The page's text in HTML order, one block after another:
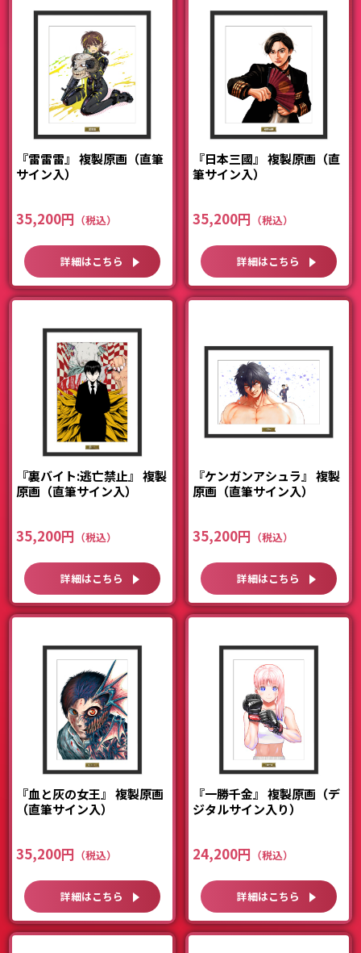
『雷雷雷』 複製原画（直筆
サイン入）
35,200円
詳細はこちら
『日本三國』 複製原画（直
筆サイン入）
35,200円
詳細はこちら
『裏バイト:逃亡禁止』 複製
原画（直筆サイン入）
35,200円
詳細はこちら
『ケンガンアシュラ』 複製
原画（直筆サイン入）
35,200円
詳細はこちら
『血と灰の女王』 複製原画
（直筆サイン入）
35,200円
詳細はこちら
『一勝千金』 複製原画（デ
ジタルサイン入り）
24,200円
詳細はこちら